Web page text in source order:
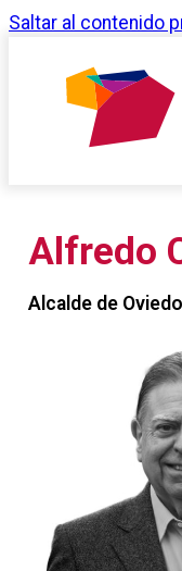
Saltar al contenido
Alfredo
Alcalde de Oviedo